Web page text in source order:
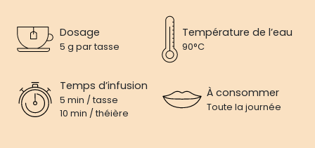
Dosage
5 g par tasse
Température de l’eau
90°C
Temps d’infusion
5 min / tasse
10 min / théière
À consommer
Toute la journée